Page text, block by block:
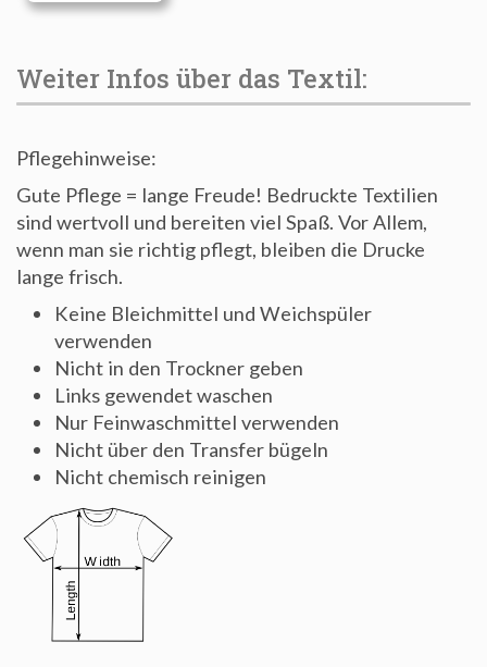
Weiter Infos über das Textil:
Pflegehinweise:
Gute Pflege = lange Freude! Bedruckte Textilien
sind wertvoll und bereiten viel Spaß. Vor Allem,
wenn man sie richtig pflegt, bleiben die Drucke
lange frisch.
Keine Bleichmittel und Weichspüler
verwenden
Nicht in den Trockner geben
Links gewendet waschen
Nur Feinwaschmittel verwenden
Nicht über den Transfer bügeln
Nicht chemisch reinigen